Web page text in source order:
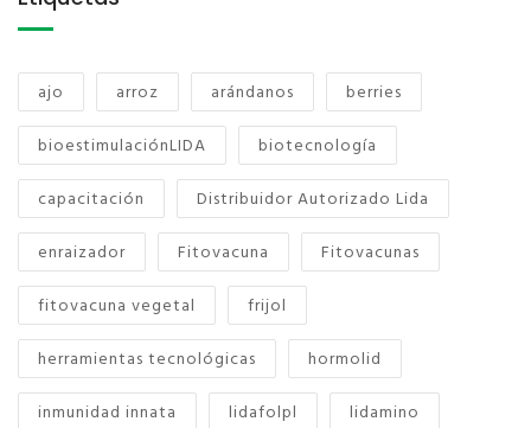
ajo arroz arándanos
berries
bioestimulaciónLIDA
biotecnología
capacitación
Distribuidor Autorizado Lida
enraizador
Fitovacuna
Fitovacunas
fitovacuna vegetal
frijol
herramientas tecnológicas
hormolid
inmunidad innata
lidafolpl
lidamino